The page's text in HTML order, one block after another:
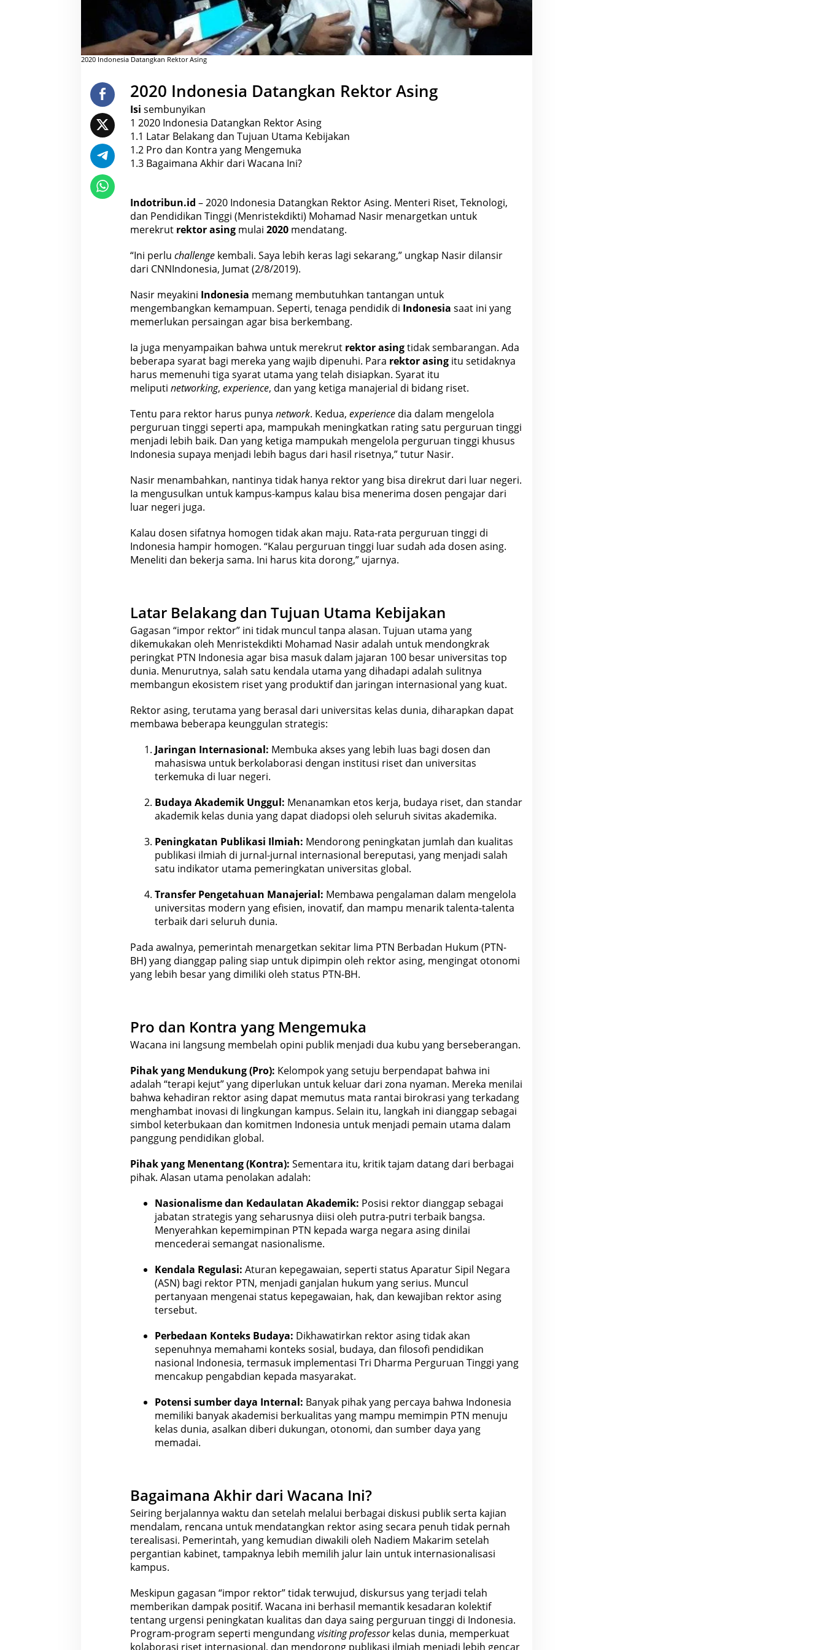
2020 Indonesia Datangkan Rektor Asing
2020 Indonesia Datangkan Rektor Asing
Isi sembunyikan
1 2020 Indonesia Datangkan Rektor Asing
1.1 Latar Belakang dan Tujuan Utama Kebijakan
1.2 Pro dan Kontra yang Mengemuka
1.3 Bagaimana Akhir dari Wacana Ini?
Indotribun.id – 2020 Indonesia Datangkan Rektor Asing. Menteri Riset, Teknologi,
dan Pendidikan Tinggi (Menristekdikti) Mohamad Nasir menargetkan untuk
merekrut rektor asingmulai 2020mendatang.
“Ini perlu challengekembali. Saya lebih keras lagi sekarang,” ungkap Nasir dilansir
dari CNNIndonesia, Jumat (2/8/2019).
Nasir meyakini Indonesia memang membutuhkan tantangan untuk
mengembangkan kemampuan. Seperti, tenaga pendidik di Indonesia saat ini yang
memerlukan persaingan agar bisa berkembang.
Ia juga menyampaikan bahwa untuk merekrut rektor asingtidak sembarangan. Ada
beberapa syarat bagi mereka yang wajib dipenuhi. Para rektor asingitu setidaknya
harus memenuhi tiga syarat utama yang telah disiapkan. Syarat itu
meliputi networking, experience, dan yang ketiga manajerial di bidang riset.
Tentu para rektorharus punya network. Kedua, experience dia dalam mengelola
perguruan tinggi seperti apa, mampukah meningkatkan rating satu perguruan tinggi
menjadi lebih baik. Dan yang ketiga mampukah mengelola perguruan tinggi khusus
Indonesia supaya menjadi lebih bagus dari hasil risetnya,” tutur Nasir.
Nasir menambahkan, nantinya tidak hanya rektor yang bisa direkrut dari luar negeri.
Ia mengusulkan untuk kampus-kampus kalau bisa menerima dosen pengajar dari
luar negeri juga.
Kalau dosen sifatnya homogen tidak akan maju. Rata-rata perguruan tinggi di
Indonesia hampir homogen. “Kalau perguruan tinggi luar sudah ada dosen asing.
Meneliti dan bekerja sama. Ini harus kita dorong,” ujarnya.
Latar Belakang dan Tujuan Utama Kebijakan
Gagasan “imporrektor” ini tidak muncul tanpa alasan. Tujuan utama yang
dikemukakan oleh Menristekdikti Mohamad Nasir adalah untuk mendongkrak
peringkat PTN Indonesia agar bisa masuk dalam jajaran 100 besar universitas top
dunia. Menurutnya, salah satu kendala utama yang dihadapi adalah sulitnya
membangun ekosistem riset yang produktif dan jaringan internasional yang kuat.
Rektor asing, terutama yang berasal dari universitas kelas dunia, diharapkan dapat
membawa beberapa keunggulan strategis:
Jaringan Internasional: Membuka akses yang lebih luas bagi dosen dan
mahasiswa untuk berkolaborasi dengan institusi riset dan universitas
terkemuka di luar negeri.
Budaya Akademik Unggul: Menanamkan etos kerja, budaya riset, dan standar
akademik kelas dunia yang dapat diadopsi oleh seluruh sivitas akademika.
Peningkatan Publikasi Ilmiah: Mendorong peningkatan jumlah dan kualitas
publikasi ilmiah di jurnal-jurnal internasional bereputasi, yang menjadi salah
satu indikator utama pemeringkatan universitas global.
Transfer Pengetahuan Manajerial: Membawa pengalaman dalam mengelola
universitas modern yang efisien, inovatif, dan mampu menarik talenta-talenta
terbaik dari seluruh dunia.
Pada awalnya, pemerintah menargetkan sekitar lima PTN Berbadan Hukum (PTN-
BH) yang dianggap paling siap untuk dipimpin oleh rektor asing, mengingat otonomi
yang lebih besar yang dimiliki oleh status PTN-BH.
Pro dan Kontra yang Mengemuka
Wacana ini langsung membelah opini publik menjadi dua kubu yang berseberangan.
Pihak yang Mendukung(Pro): Kelompok yang setuju berpendapat bahwa ini
adalah “terapi kejut” yang diperlukan untuk keluar dari zona nyaman. Mereka menilai
bahwa kehadiran rektor asing dapat memutus mata rantai birokrasi yang terkadang
menghambat inovasi di lingkungan kampus. Selain itu, langkah ini dianggap sebagai
simbol keterbukaan dan komitmen Indonesia untuk menjadi pemain utama dalam
panggung pendidikan global.
Pihak yang Menentang (Kontra): Sementara itu, kritik tajam datang dari berbagai
pihak. Alasan utama penolakan adalah:
Nasionalisme dan Kedaulatan Akademik: Posisi rektor dianggap sebagai
jabatan strategis yang seharusnya diisi oleh putra-putri terbaik bangsa.
Menyerahkan kepemimpinan PTN kepada warga negara asing dinilai
mencederai semangat nasionalisme.
Kendala Regulasi: Aturan kepegawaian, seperti status Aparatur Sipil Negara
(ASN) bagi rektor PTN, menjadi ganjalan hukum yang serius. Muncul
pertanyaan mengenai status kepegawaian, hak, dan kewajiban rektor asing
tersebut.
Perbedaan Konteks Budaya: Dikhawatirkan rektor asing tidak akan
sepenuhnya memahami konteks sosial, budaya, dan filosofi pendidikan
nasional Indonesia, termasuk implementasi Tri Dharma Perguruan Tinggi yang
mencakup pengabdian kepada masyarakat.
Potensi sumber daya Internal: Banyak pihak yang percaya bahwa Indonesia
memiliki banyak akademisi berkualitas yang mampu memimpin PTN menuju
kelas dunia, asalkan diberi dukungan, otonomi, dan sumber daya yang
memadai.
Bagaimana Akhir dari Wacana Ini?
Seiring berjalannya waktu dan setelah melalui berbagai diskusi publik serta kajian
mendalam, rencana untuk mendatangkan rektor asing secara penuh tidak pernah
terealisasi. Pemerintah, yang kemudian diwakili oleh Nadiem Makarim setelah
pergantian kabinet, tampaknya lebih memilih jalur lain untuk internasionalisasi
kampus.
Meskipun gagasan “impor rektor” tidak terwujud, diskursus yang terjadi telah
memberikan dampak positif. Wacana ini berhasil memantik kesadaran kolektif
tentang urgensi peningkatan kualitas dan daya saing perguruan tinggi di Indonesia.
Program-program seperti mengundangvisiting professorkelas dunia, memperkuat
kolaborasi riset internasional, dan mendorong publikasi ilmiah menjadi lebih gencar